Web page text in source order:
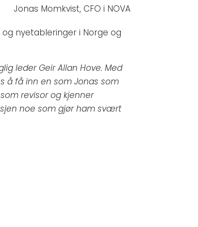
Jonas Momkvist, CFO i NOVA
nyetableringer i Norge og
leder Geir Allan Hove. Med
å få inn en som Jonas som
revisor og kjenner
noe som gjør ham svært